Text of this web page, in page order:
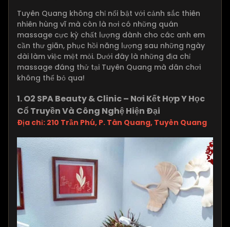
Tuyên Quang không chỉ nổi bật với cảnh sắc thiên
nhiên hùng vĩ mà còn là nơi có những quán
massage cực kỳ chất lượng dành cho các anh em
cần thư giãn, phục hồi năng lượng sau những ngày
dài làm việc mệt mỏi. Dưới đây là những địa chỉ
massage đáng thử tại Tuyên Quang mà dân chơi
không thể bỏ qua!
1. O2 SPA Beauty & Clinic – Nơi Kết Hợp Y Học
Cổ Truyền Và Công Nghệ Hiện Đại
Địa chỉ: 210 Trần Phú, P. Tân Quang, Tuyên Quang